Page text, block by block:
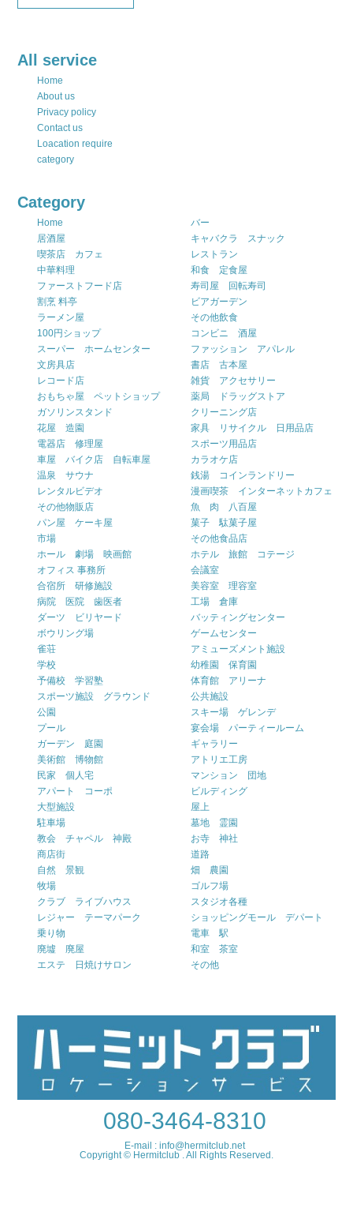
All service
Home
About us
Privacy policy
Contact us
Loacation require
category
Category
Home
バー
居酒屋
キャバクラ スナック
喫茶店 カフェ
レストラン
中華料理
和食 定食屋
ファーストフード店
寿司屋 回転寿司
割烹 料亭
ビアガーデン
ラーメン屋
その他飲食
100円ショップ
コンビニ 酒屋
スーパー ホームセンター
ファッション アパレル
文房具店
書店 古本屋
レコード店
雑貨 アクセサリー
おもちゃ屋 ペットショップ
薬局 ドラッグストア
ガソリンスタンド
クリーニング店
花屋 造園
家具 リサイクル 日用品店
電器店 修理屋
スポーツ用品店
車屋 バイク店 自転車屋
カラオケ店
温泉 サウナ
銭湯 コインランドリー
レンタルビデオ
漫画喫茶 インターネットカフェ
その他物販店
魚 肉 八百屋
パン屋 ケーキ屋
菓子 駄菓子屋
市場
その他食品店
ホール 劇場 映画館
ホテル 旅館 コテージ
オフィス 事務所
会議室
合宿所 研修施設
美容室 理容室
病院 医院 歯医者
工場 倉庫
ダーツ ビリヤード
バッティングセンター
ボウリング場
ゲームセンター
雀荘
アミューズメント施設
学校
幼稚園 保育園
予備校 学習塾
体育館 アリーナ
スポーツ施設 グラウンド
公共施設
公園
スキー場 ゲレンデ
プール
宴会場 パーティールーム
ガーデン 庭園
ギャラリー
美術館 博物館
アトリエ工房
民家 個人宅
マンション 団地
アパート コーポ
ビルディング
大型施設
屋上
駐車場
墓地 霊園
教会 チャペル 神殿
お寺 神社
商店街
道路
自然 景観
畑 農園
牧場
ゴルフ場
クラブ ライブハウス
スタジオ各種
レジャー テーマパーク
ショッピングモール デパート
乗り物
電車 駅
廃墟 廃屋
和室 茶室
エステ 日焼けサロン
その他
080-3464-8310
E-mail : info@hermitclub.net
Copyright © Hermitclub . All Rights Reserved.